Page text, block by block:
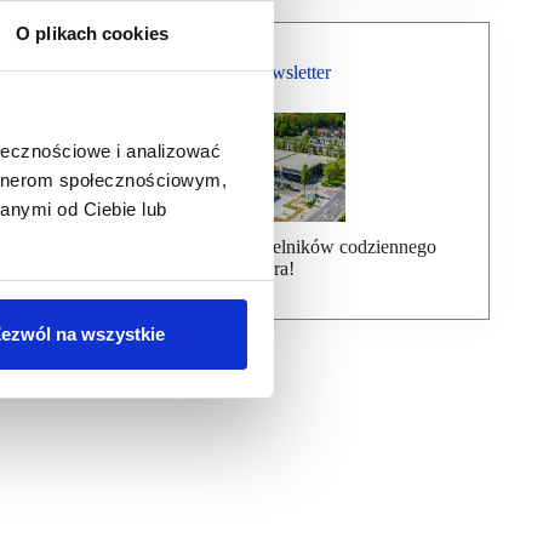
O plikach cookies
i analizować
społecznościowym,
od Ciebie lub
na wszystkie
Bezpłatny Newsletter
Dołącz do ponad 7000 czytelników codziennego
newslettera!